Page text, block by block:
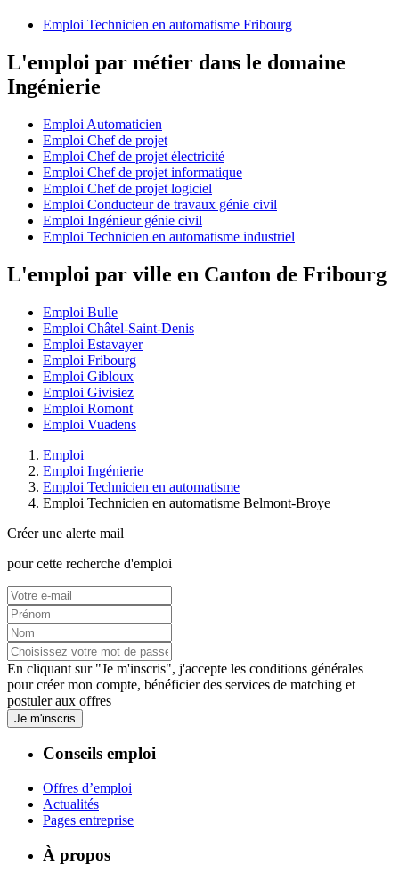
Emploi Technicien en automatisme Fribourg
L'emploi par métier dans le domaine
Ingénierie
Emploi Automaticien
Emploi Chef de projet
Emploi Chef de projet électricité
Emploi Chef de projet informatique
Emploi Chef de projet logiciel
Emploi Conducteur de travaux génie civil
Emploi Ingénieur génie civil
Emploi Technicien en automatisme industriel
L'emploi par ville en Canton de Fribourg
Emploi Bulle
Emploi Châtel-Saint-Denis
Emploi Estavayer
Emploi Fribourg
Emploi Gibloux
Emploi Givisiez
Emploi Romont
Emploi Vuadens
Emploi
Emploi Ingénierie
Emploi Technicien en automatisme
Emploi Technicien en automatisme Belmont-Broye
Créer une alerte mail
pour cette recherche d'emploi
En cliquant sur "Je m'inscris", j'accepte les conditions générales
pour créer mon compte, bénéficier des services de matching et
postuler aux offres
Je m'inscris
Conseils emploi
Offres d’emploi
Actualités
Pages entreprise
À propos